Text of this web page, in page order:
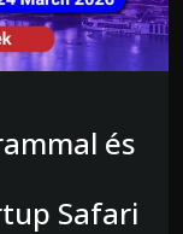
és
Safari